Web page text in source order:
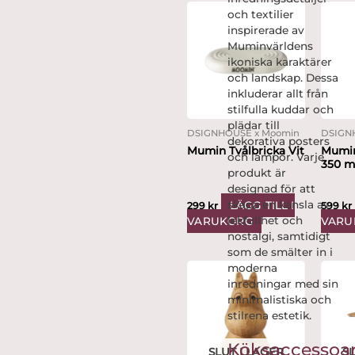
DSIGNHOUSE x Moomin
Mumin Tvålbricka Vit
299 kr
LÄGG TILL I
VARUKORG
350
599 kr
SLUT I LAGER
och textilier
inspirerade av
Muminvärldens
ikoniska karaktärer
och landskap. Dessa
inkluderar allt från
stilfulla kuddar och
plädar till
dekorativa posters
och lampor. Varje
produkt är
designad för att
skapa en känsla av
lekfullhet och
nostalgi, samtidigt
som de smälter in i
moderna
inredningar med sin
minimalistiska och
stilrena estetik.